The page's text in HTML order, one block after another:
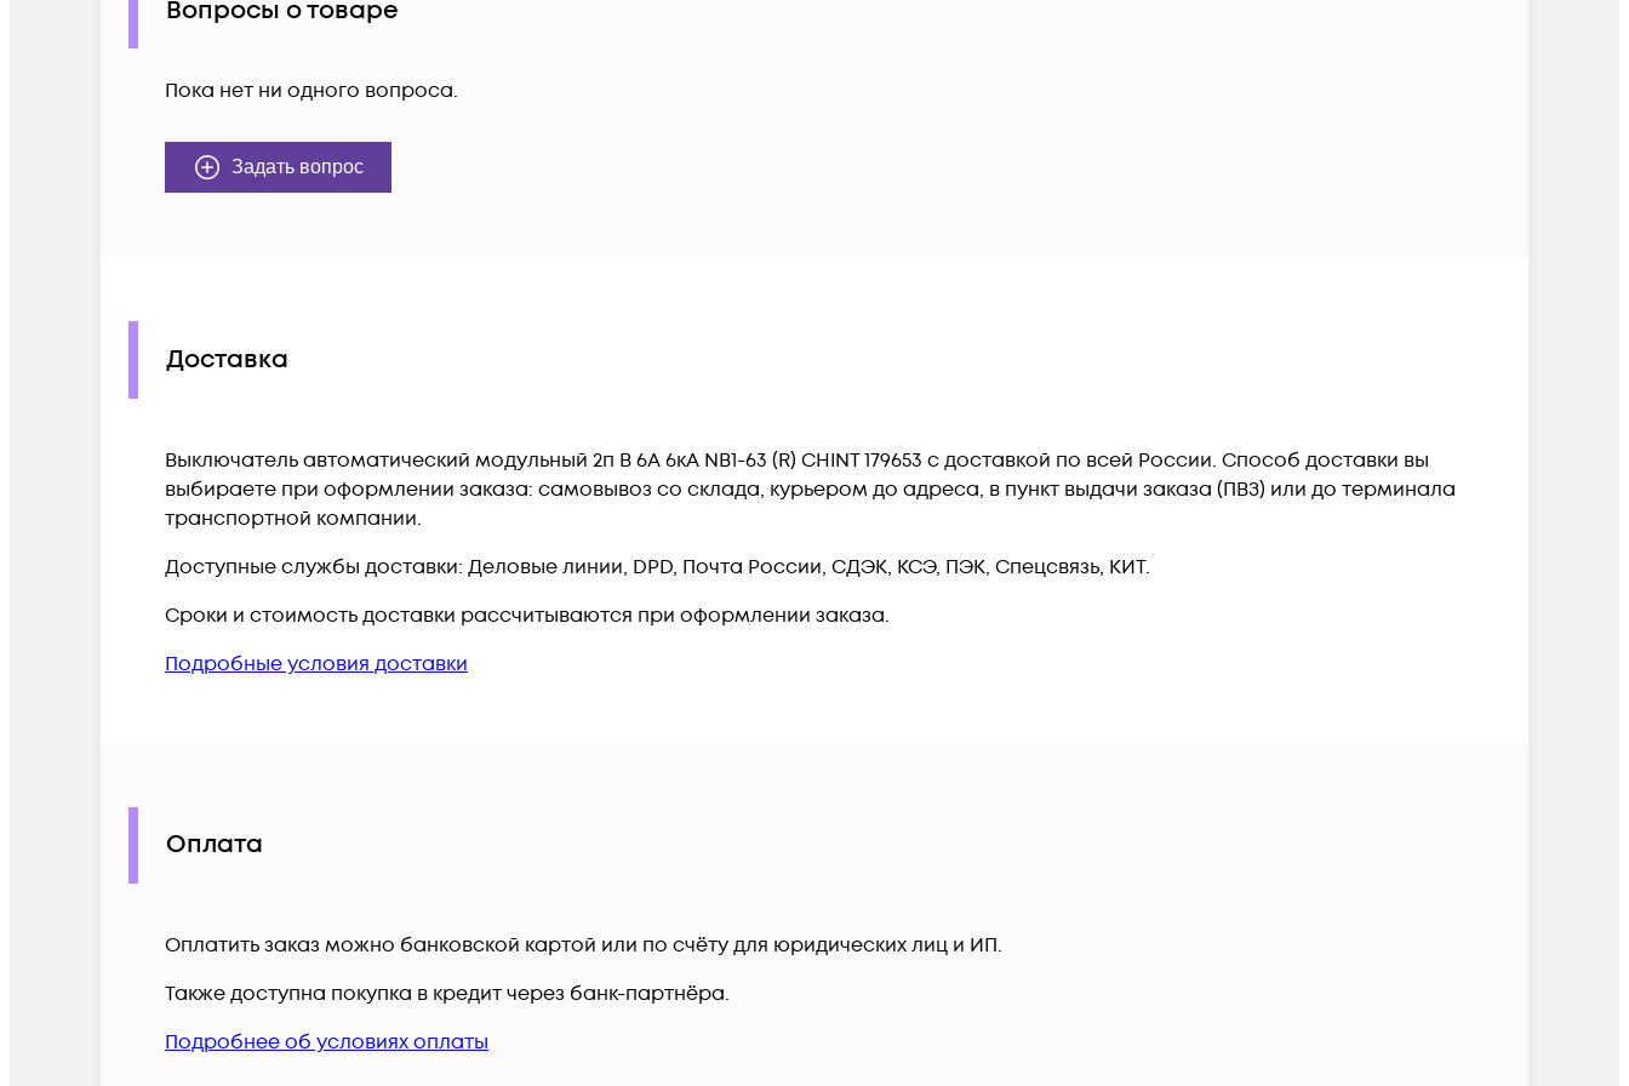
Вопросы о товаре
Пока нет ни одного вопроса.
Задать вопрос
Доставка
Выключатель автоматический модульный 2п B 6А 6кА NB1-63 (R) CHINT 179653 c доставкой по всей России. Способ доставки вы
выбираете при оформлении заказа: самовывоз со склада, курьером до адреса, в пункт выдачи заказа (ПВЗ) или до терминала
транспортной компании.
Доступные службы доставки: Деловые линии, DPD, Почта России, СДЭК, КСЭ, ПЭК, Спецсвязь, КИТ.
Сроки и стоимость доставки рассчитываются при оформлении заказа.
Подробные условия доставки
Оплата
Оплатить заказ можно банковской картой или по счёту для юридических лиц и ИП.
Также доступна покупка в кредит через банк-партнёра.
Подробнее об условиях оплаты